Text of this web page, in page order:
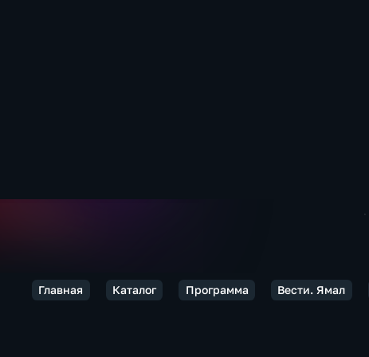
Главная Каталог Программа Вести. Ямал